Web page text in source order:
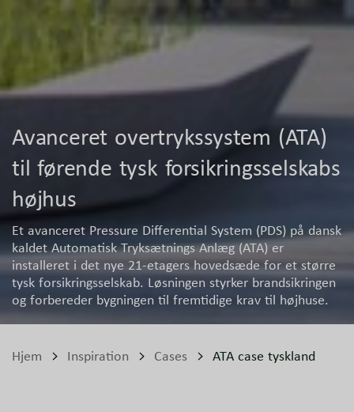
Avanceret overtrykssystem (ATA)
til førende tysk forsikringsselskabs
højhus
Et avanceret Pressure Differential System (PDS) på dansk
kaldet Automatisk Tryksætnings Anlæg (ATA) er
installeret i det nye 21-etagers hovedsæde for et større
tysk forsikringsselskab. Løsningen styrker brandsikringen
og forbereder bygningen til fremtidige krav til højhuse.
Hjem Inspiration Cases ATA case tyskland